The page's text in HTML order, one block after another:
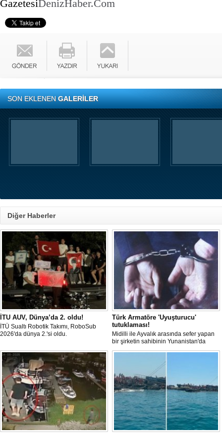
GazetesiDenizHaber.Com
SON EKLENENGALERİLER
Diğer Haberler
İTU AUV, Dünya’da 2. oldu!
İTÜ Sualtı Robotik Takımı, RoboSub
2026'da dünya 2.'si oldu.
Türk Armatöre 'Uyuşturucu'
tutuklaması!
Midilli ile Ayvalık arasında sefer yapan
bir şirketin sahibinin Yunanistan'da
tutuklandığı bildirildi.